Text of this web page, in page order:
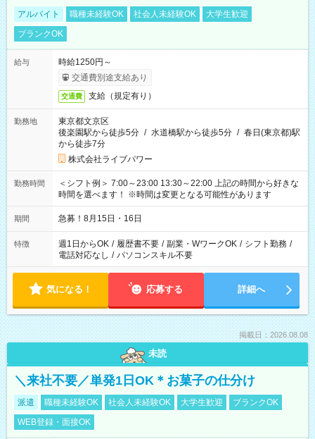
アルバイト 職種未経験OK 社会人未経験OK
大学生歓迎
ブランクOK
給与
時給1250円～
交通費別途支給あり
交通費 支給（規定有り）
勤務地
東京都文京区
後楽園駅から徒歩5分 / 水道橋駅から徒歩5分 / 春日(東京都)駅
から徒歩7分
株式会社ライブパワー
勤務時間
＜シフト例＞ 7:00～23:00 13:30～22:00 上記の時間から好きな
時間を選べます！ ※時間は変更となる可能性があります
期間 急募！8月15日・16日
特徴 週1日からOK / 履歴書不要 / 副業・WワークOK / シフト勤務 /
電話対応なし / パソコンスキル不要
気になる！ 応募する 詳細へ
掲載日：2026.08.08
未読
＼来社不要／単発1日OK＊お菓子の仕分け
派遣 職種未経験OK 社会人未経験OK 大学生歓迎
ブランクOK
WEB登録・面接OK